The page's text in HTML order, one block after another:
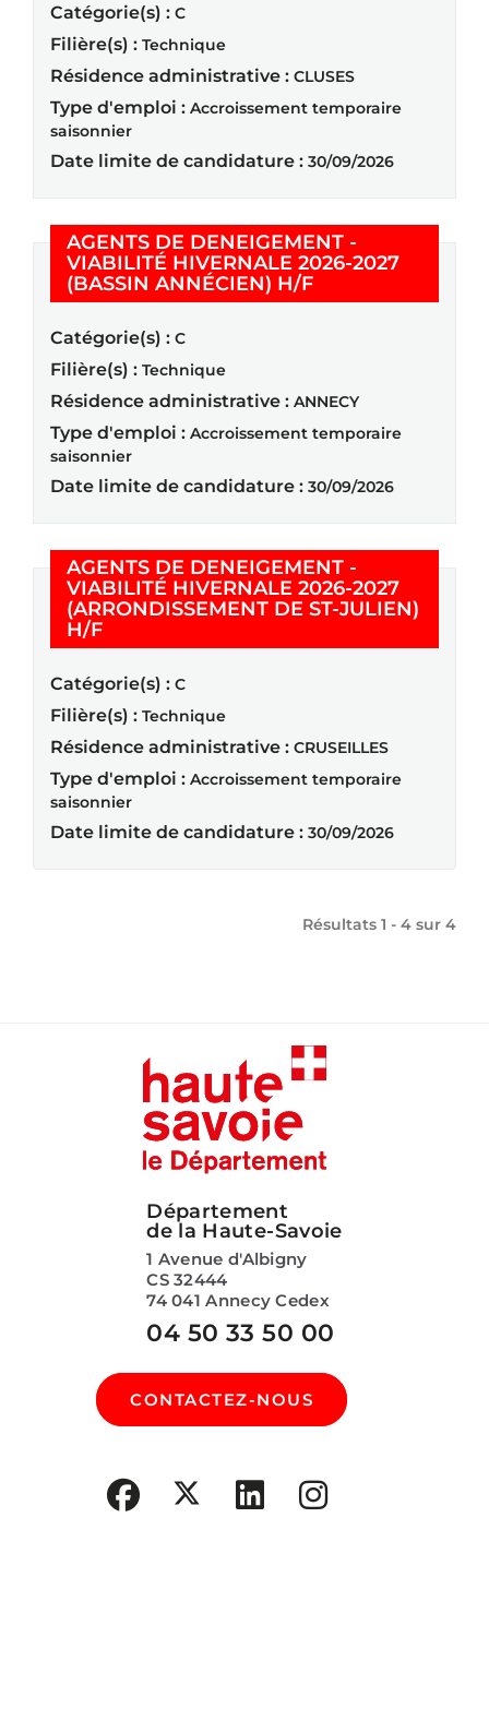
Catégorie(s) : C
Filière(s) : Technique
Résidence administrative : CLUSES
Type d'emploi : Accroissement temporaire
saisonnier
Date limite de candidature : 30/09/2026
AGENTS DE DENEIGEMENT -
VIABILITÉ HIVERNALE 2026-2027
(BASSIN ANNÉCIEN) H/F(Nouvelle
Catégorie(s) : C
Filière(s) : Technique
Résidence administrative : ANNECY
Type d'emploi : Accroissement temporaire
saisonnier
Date limite de candidature : 30/09/2026
AGENTS DE DENEIGEMENT -
VIABILITÉ HIVERNALE 2026-2027
(ARRONDISSEMENT DE ST-JULIEN)
H/F(Nouvelle fenêtre)
Catégorie(s) : C
Filière(s) : Technique
Résidence administrative : CRUSEILLES
Type d'emploi : Accroissement temporaire
saisonnier
Date limite de candidature : 30/09/2026
Résultats 1 - 4 sur 4
Département
de la Haute-Savoie
1 Avenue d'Albigny
CS 32444
74 041 Annecy Cedex
04 50 33 50 00
CONTACTEZ-NOUS